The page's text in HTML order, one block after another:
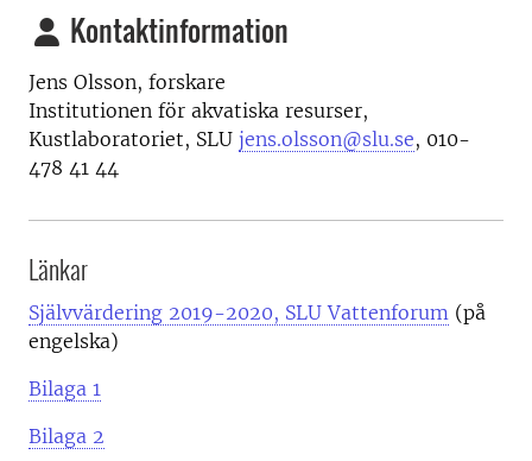
Kontaktinformation
Jens Olsson, forskare
Institutionen för akvatiska resurser,
Kustlaboratoriet, SLU jens.olsson@slu.se, 010-
478 41 44
Länkar
Självvärdering 2019-2020, SLU Vattenforum (på
engelska)
Bilaga 1
Bilaga 2